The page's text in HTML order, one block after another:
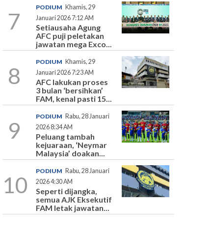
7
PODIUM Khamis, 29
Januari 2026 7:12 AM
Setiausaha Agung
AFC puji peletakan
jawatan mega Exco...
8
PODIUM Khamis, 29
Januari 2026 7:23 AM
AFC lakukan proses
3 bulan ‘bersihkan’
FAM, kenal pasti 15...
9
PODIUM Rabu, 28 Januari
2026 8:34 AM
Peluang tambah
kejuaraan, ‘Neymar
Malaysia’ doakan...
10
PODIUM Rabu, 28 Januari
2026 4:30 AM
Seperti dijangka,
semua AJK Eksekutif
FAM letak jawatan...